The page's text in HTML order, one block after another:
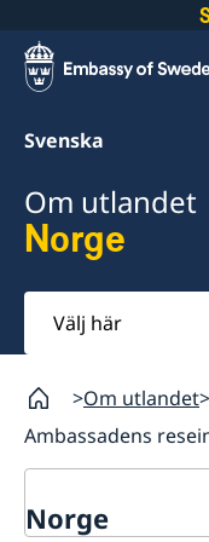
Svenska
Om utlandet
Norge
Välj
här
Om utlandet
Ambassadens
Norge